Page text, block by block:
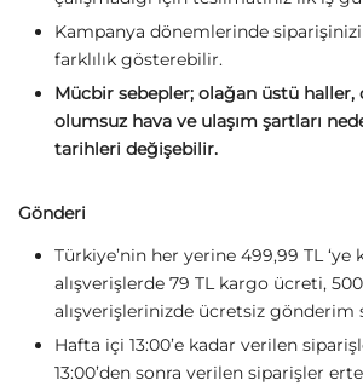
Kampanya dönemlerinde
farklılık gösterebilir.
Mücbir sebepler; olağan üstü haller,
olumsuz hava ve ulaşım şartları
tarihleri değişebilir.
Gönderi
Türkiye’nin her yerine 499,99 TL ‘ye
alışverişlerde 79 TL kargo ücreti,
alışverişlerinizde ücretsiz gönderim
Hafta içi 13:00’e kadar verilen
13:00’den sonra verilen siparişler